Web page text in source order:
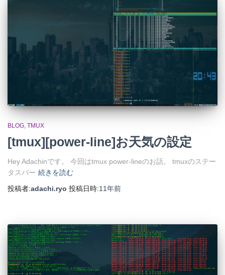
BLOG TMUX
[tmux][power-line]お天気の設定
Hey Adachinです。 今回はtmux power-lineのお話。 tmuxのステー
タスバー 続きを読む
投稿者:adachi.ryo 投稿日時:11年前